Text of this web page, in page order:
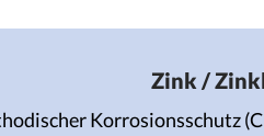
Zink /
Korrosionsschutz